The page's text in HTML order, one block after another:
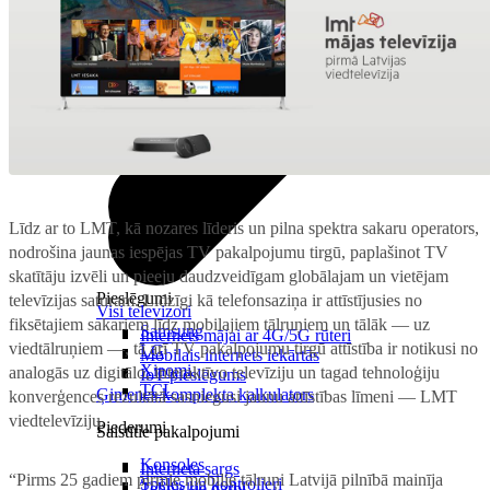
Pieslēgumi
Internets mājai ar 4G/5G rūteri
Mobilais internets iekārtās
IoT pieslēgums
Ģimenes komplekta kalkulators
Saistītie pakalpojumi
Interneta sargs
Visi televizori
Samsung
LG
Xiaomi
TCL
Piederumi
Konsoles
Spēles un kontrolieri
Līdz ar to LMT, kā nozares līderis un pilna spektra sakaru operators,
nodrošina jaunas iespējas TV pakalpojumu tirgū, paplašinot TV
skatītāju izvēli un pieeju daudzveidīgam globālajam un vietējam
televīzijas saturam. Līdzīgi kā telefonsaziņa ir attīstījusies no
fiksētajiem sakariem līdz mobilajiem tālruņiem un tālāk — uz
viedtālruņiem —, tā arī TV pakalpojumu tirgū attīstība ir notikusi no
analogās uz digitālo, interaktīvo televīziju un tagad tehnoloģiju
konverģences rezultātā sasniegusi jaunu attīstības līmeni — LMT
viedtelevīziju.
“Pirms 25 gadiem pirmie mobilie tālruņi Latvijā pilnībā mainīja